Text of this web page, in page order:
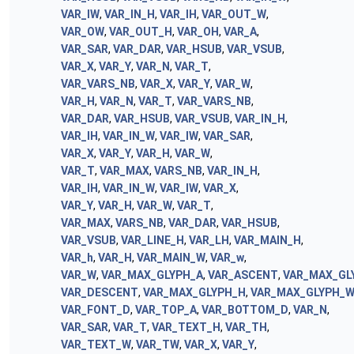
VAR_IW, VAR_IN_H, VAR_IH, VAR_OUT_W,
VAR_OW, VAR_OUT_H, VAR_OH, VAR_A,
VAR_SAR, VAR_DAR, VAR_HSUB, VAR_VSUB,
VAR_X, VAR_Y, VAR_N, VAR_T,
VAR_VARS_NB, VAR_X, VAR_Y, VAR_W,
VAR_H, VAR_N, VAR_T, VAR_VARS_NB,
VAR_DAR, VAR_HSUB, VAR_VSUB, VAR_IN_H,
VAR_IH, VAR_IN_W, VAR_IW, VAR_SAR,
VAR_X, VAR_Y, VAR_H, VAR_W,
VAR_T, VAR_MAX, VARS_NB, VAR_IN_H,
VAR_IH, VAR_IN_W, VAR_IW, VAR_X,
VAR_Y, VAR_H, VAR_W, VAR_T,
VAR_MAX, VARS_NB, VAR_DAR, VAR_HSUB,
VAR_VSUB, VAR_LINE_H, VAR_LH, VAR_MAIN_H,
VAR_h, VAR_H, VAR_MAIN_W, VAR_w,
VAR_W, VAR_MAX_GLYPH_A, VAR_ASCENT,
VAR_DESCENT, VAR_MAX_GLYPH_H, VAR_MAX_GLYPH_W
VAR_FONT_D, VAR_TOP_A, VAR_BOTTOM_D, VAR_N,
VAR_SAR, VAR_T, VAR_TEXT_H, VAR_TH,
VAR_TEXT_W, VAR_TW, VAR_X, VAR_Y,